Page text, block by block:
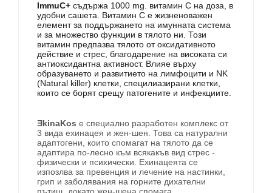
ImmuC+ съдържа 1000 mg. витамин C на доза, в
удобни сашета. Витамин C е жизненоважен
елемент за поддържането на имунната система
и за множество функции в тялото ни. Този
витамин предпазва тялото от оксидативното
действие и стрес, благодарение на високата си
антиоксидантна активност. Влияе върху
образуването и развитието на лимфоцити и NK
(Natural killer) клетки, специлиазирани клетки,
които се борят срещу патогените и инфекциите.
ƎkinaKos е специално разработен комплекс от
3 вида ехинацея и жен-шен. Това са натурални
адаптогени, които спомагат на тялото да се
адаптира по-лесно към всякакъв вид стрес -
физически и психически. Ехинацеята се
изпозлва за превенция и лечение на настинки,
грип и заболявания на горните дихателни